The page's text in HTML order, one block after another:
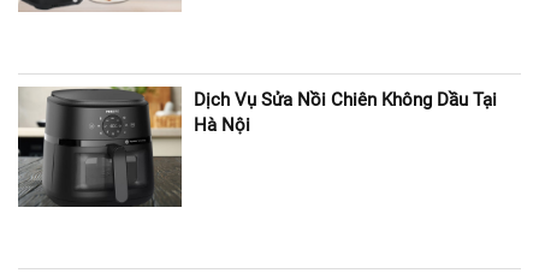
Dịch Vụ Sửa Nồi Chiên Không Dầu Tại
Hà Nội